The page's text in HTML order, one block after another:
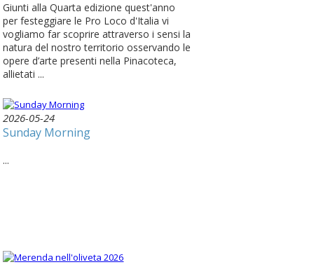
Giunti alla Quarta edizione quest'anno
per festeggiare le Pro Loco d'Italia vi
vogliamo far scoprire attraverso i sensi la
natura del nostro territorio osservando le
opere d’arte presenti nella Pinacoteca,
allietati ...
2026-05-24
Sunday Morning
...